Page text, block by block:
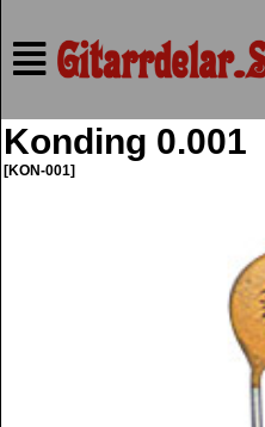
Konding 0.001
[KON-001]